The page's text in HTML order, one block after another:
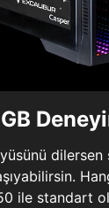
ile standart